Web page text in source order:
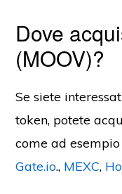
Dove
(MOOV)?
Se siete
token, potete
come ad
Gate.io., MEXC,